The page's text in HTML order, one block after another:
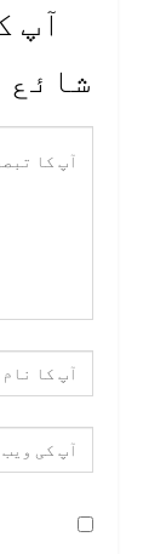
آپ
شائع